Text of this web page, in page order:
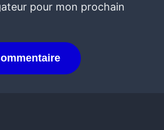
pour mon prochain